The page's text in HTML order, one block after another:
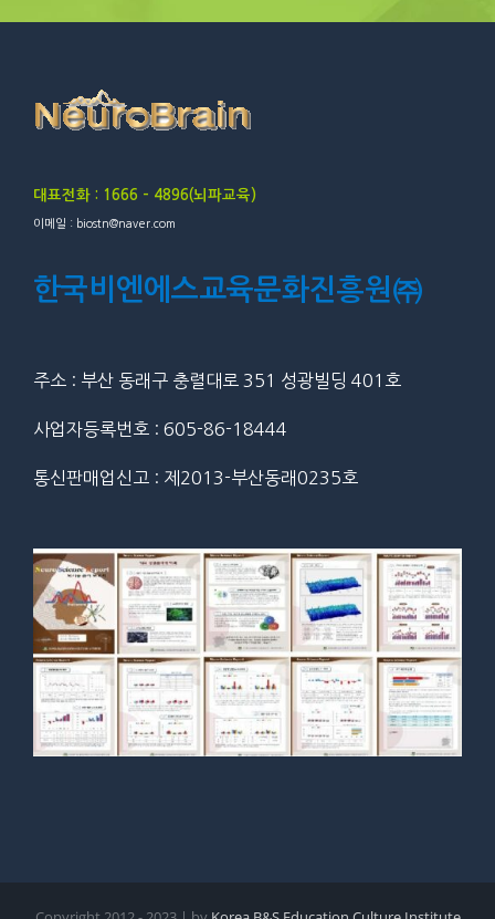
대표전화 : 1666 – 4896(뇌파교육)
이메일 : biostn@naver.com
한국비엔에스교육문화진흥원㈜
주소 : 부산 동래구 충렬대로 351 성광빌딩 401호
사업자등록번호 : 605-86-18444
통신판매업신고 : 제2013-부산동래0235호